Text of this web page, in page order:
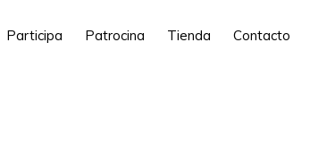
Participa Patrocina Tienda Contacto